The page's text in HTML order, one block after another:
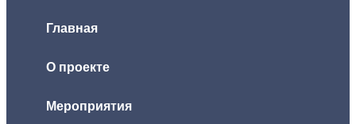
Главная
О проекте
Мероприятия